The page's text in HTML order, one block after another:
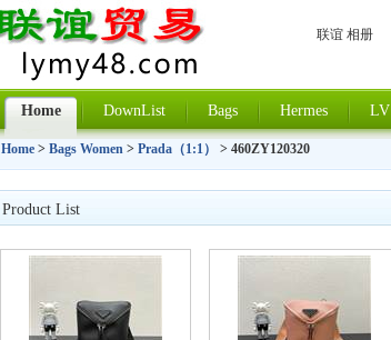
联谊 相册
Home DownList Bags Hermes LV
Home > Bags Women > Prada（1:1） > 460ZY120320
Product List